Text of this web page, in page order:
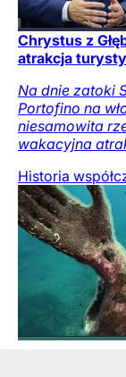
Chrystus z
atrakcja
Na dnie zatoki
Portofino na
niesamowita
wakacyjna
Historia